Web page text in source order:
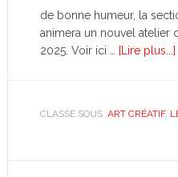
de bonne humeur, la
animera un nouvel atelier
2025. Voir ici …
[Lire plus...]
CLASSÉ SOUS :ART CRÉATIF,